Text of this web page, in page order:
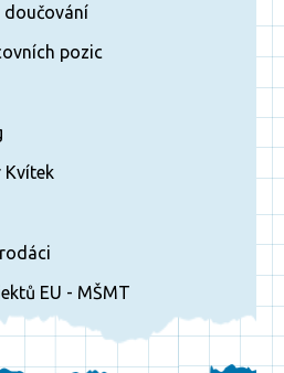
doučování
pozic
Kvítek
EU - MŠMT